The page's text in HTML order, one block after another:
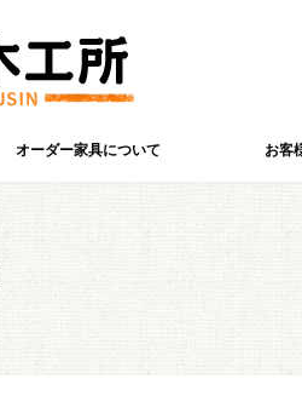
オーダー家具について お客